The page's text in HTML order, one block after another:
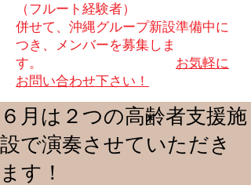
（フルート経験者）
併せて、沖縄グループ新設準備中に
つき、メンバーを募集しま
す。 お気軽に
お問い合わせ下さい！
６月は２つの高齢者支援施
設で演奏させていただき
ます！